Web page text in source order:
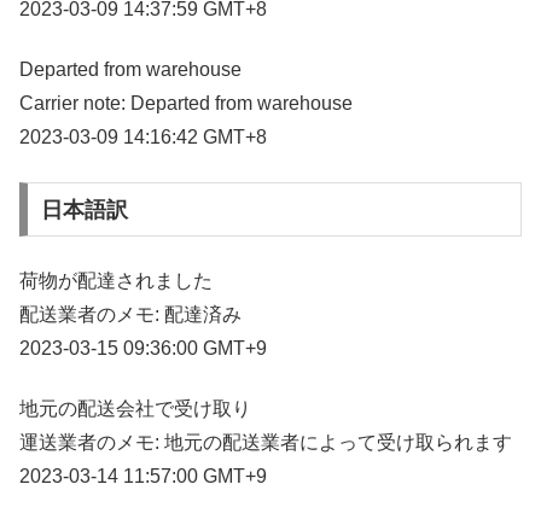
2023-03-09 14:37:59 GMT+8
Departed from warehouse
Carrier note: Departed from warehouse
2023-03-09 14:16:42 GMT+8
日本語訳
荷物が配達されました
配送業者のメモ: 配達済み
2023-03-15 09:36:00 GMT+9
地元の配送会社で受け取り
運送業者のメモ: 地元の配送業者によって受け取られます
2023-03-14 11:57:00 GMT+9